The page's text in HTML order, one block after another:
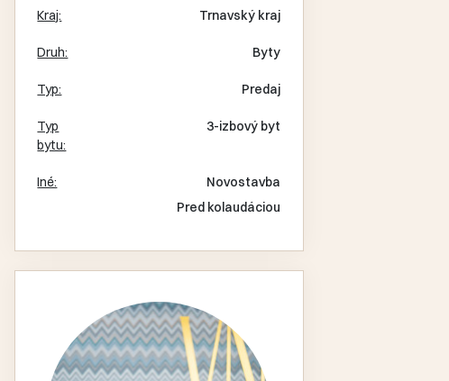
Kraj: Trnavský kraj
Druh: Byty
Typ: Predaj
Typ
bytu:
3-izbový byt
Iné:
Novostavba
Pred kolaudáciou